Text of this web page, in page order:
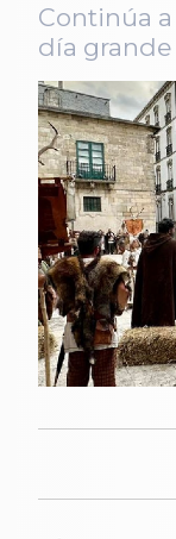
Continúa
día grande